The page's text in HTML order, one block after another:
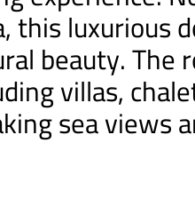
this luxurious
beauty. The
villas,
sea views